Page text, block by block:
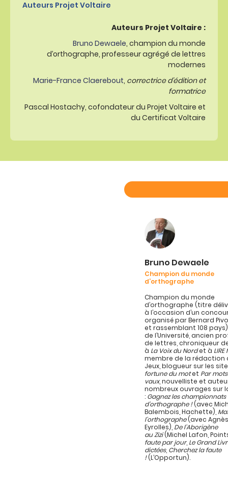
Auteurs Projet Voltaire
Auteurs Projet Voltaire :
Bruno Dewaele, champion du monde
d’orthographe, professeur agrégé de lettres
modernes
Marie-France Claerebout, correctrice d’édition et
formatrice
Pascal Hostachy, cofondateur du Projet Voltaire et
du Certificat Voltaire
Bruno Dewaele
Champion du monde
d’orthographe
Champion du monde
d’orthographe (titre
à l’occasion d’un
organisé par Bernard
et rassemblant 108
de l’Université, ancien
de lettres, chroniqueur
à La Voix du Nordet à
membre de la rédaction
Jeux, blogueur sur les
fortune du motet Par
vaux, nouvelliste et
nombreux ouvrages sur
: Gagnez les championnats
d’orthographe !(avec
Balembois, Hachette),
l’orthographe(avec
Eyrolles), De l’Aborigène
au Zizi(Michel Lafon,
faute par jour, Le Grand
dictées, Cherchez la faute
!(L’Opportun).